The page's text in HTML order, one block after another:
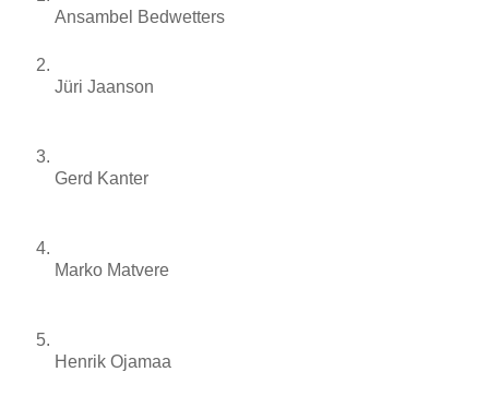
Ansambel Bedwetters
Jüri Jaanson
Gerd Kanter
Marko Matvere
Henrik Ojamaa